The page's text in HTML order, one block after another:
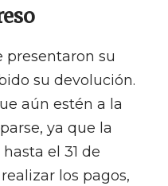
presentaron su
su devolución.
aún estén a la
ya que la
el 31 de
los pagos,